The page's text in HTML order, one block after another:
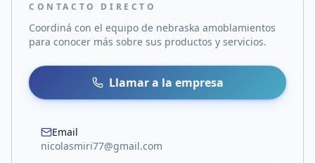
CONTACTO DIRECTO
Coordiná con el equipo de nebraska amoblamientos
para conocer más sobre sus productos y servicios.
Llamar a la empresa
Email
nicolasmiri77@gmail.com